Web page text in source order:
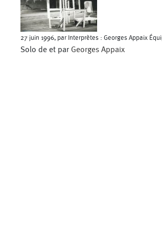
27 juin 1996, par Interprètes : Georges Appaix
Solo de et par Georges Appaix